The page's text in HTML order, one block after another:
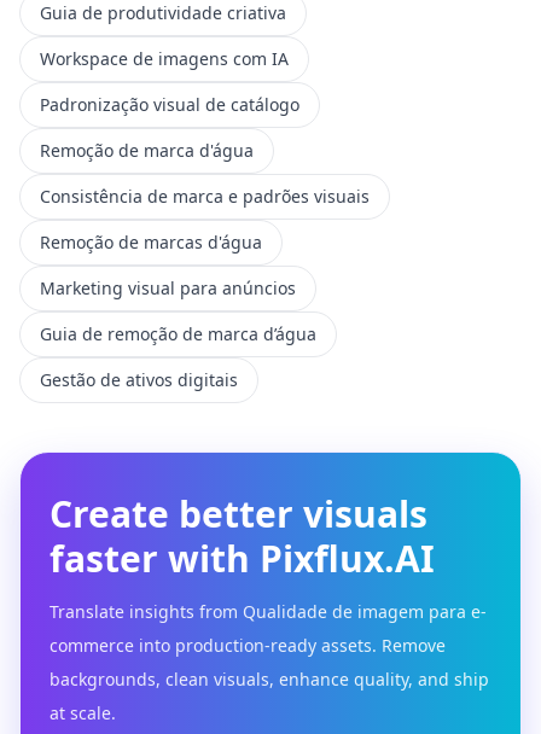
Guia de produtividade criativa
Workspace de imagens com IA
Padronização visual de catálogo
Remoção de marca d'água
Consistência de marca e padrões visuais
Remoção de marcas d'água
Marketing visual para anúncios
Guia de remoção de marca d’água
Gestão de ativos digitais
Create better visuals
faster with Pixflux.AI
Translate insights from Qualidade de imagem para e-
commerce into production-ready assets. Remove
backgrounds, clean visuals, enhance quality, and ship
at scale.